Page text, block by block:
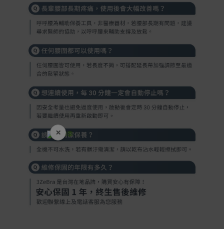
× 開學裝備全面降價